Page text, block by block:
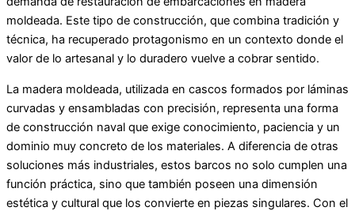
moldeada. Este tipo de construcción, que combina tradición y
técnica, ha recuperado protagonismo en un contexto donde el
valor de lo artesanal y lo duradero vuelve a cobrar sentido.
La madera moldeada, utilizada en cascos formados por láminas
curvadas y ensambladas con precisión, representa una forma
de construcción naval que exige conocimiento, paciencia y un
dominio muy concreto de los materiales. A diferencia de otras
soluciones más industriales, estos barcos no solo cumplen una
función práctica, sino que también poseen una dimensión
estética y cultural que los convierte en piezas singulares. Con el